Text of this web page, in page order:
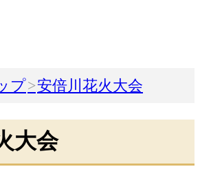
プ 安倍川花火大会
大会